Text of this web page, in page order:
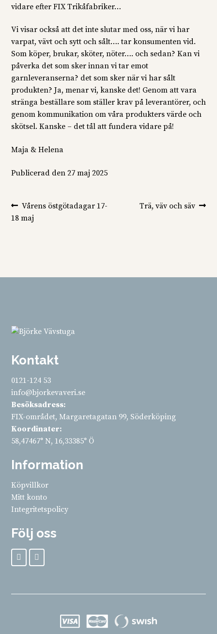
vidare efter FIX Trikåfabriker…
Vi visar också att det inte slutar med oss, när vi har
varpat, vävt och sytt och sålt…. tar konsumenten vid.
Som köper, brukar, sköter, nöter…. och sedan? Kan vi
påverka det som sker innan vi tar emot
garnleveranserna? det som sker när vi har sålt
produkten? Ja, menar vi, kanske det! Genom att vara
stränga beställare som ställer krav på leverantörer, och
genom kommunikation om våra produkters värde och
skötsel. Kanske – det tål att fundera vidare på!
Maja & Helena
Publicerad den 27 maj 2025
Inläggsnavigering
Föregående
inlägg:
Vårens östgötadagar 17-
18 maj
Nästa
Trä, väv och säv
Kontakt
0121-124 53
info@bjorkevaveri.se
Besöksadress:
FIX-området, Margaretagatan 99, Söderköping
Koordinater:
58,47467° N, 16,33385° Ö
Information
Köpvillkor
Mitt konto
Integritetspolicy
Följ oss